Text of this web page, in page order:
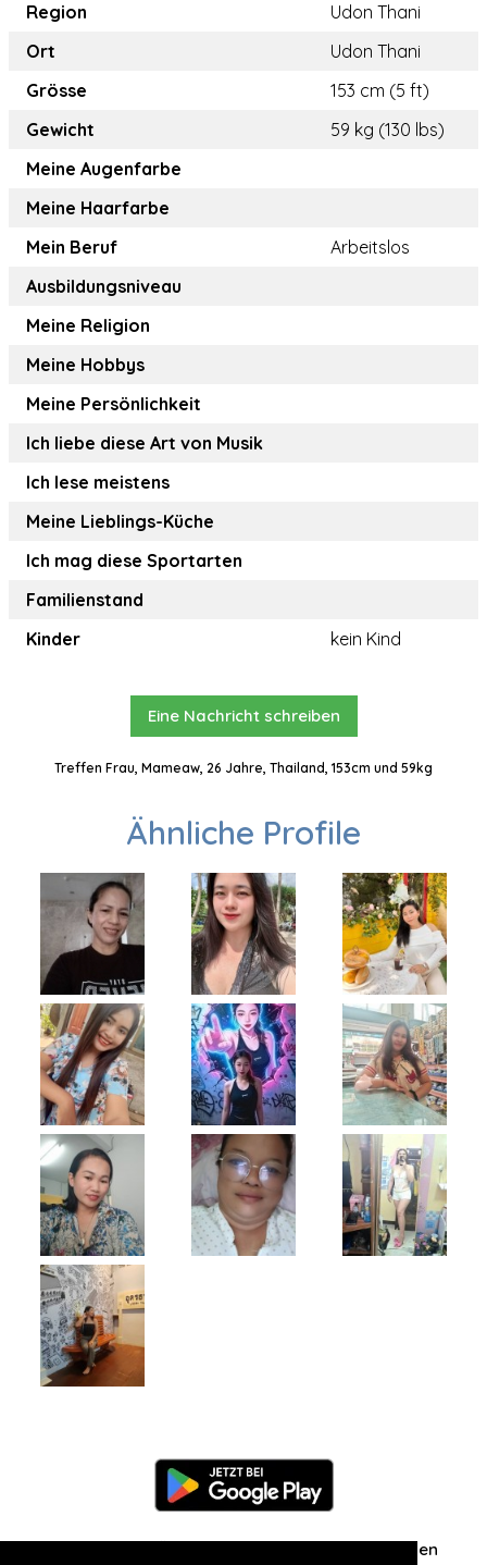
Region
Udon Thani
Ort
Udon Thani
Grösse
153 cm (5 ft)
Gewicht
59 kg (130 lbs)
Meine Augenfarbe
Meine Haarfarbe
Mein Beruf
Arbeitslos
Ausbildungsniveau
Meine Religion
Meine Hobbys
Meine Persönlichkeit
Ich liebe diese Art von Musik
Ich lese meistens
Meine Lieblings-Küche
Ich mag diese Sportarten
Familienstand
Kinder
kein Kind
Eine Nachricht schreiben
Treffen Frau, Mameaw, 26 Jahre, Thailand, 153cm und 59kg
Ähnliche Profile
Zuschriften/Erfahrungen